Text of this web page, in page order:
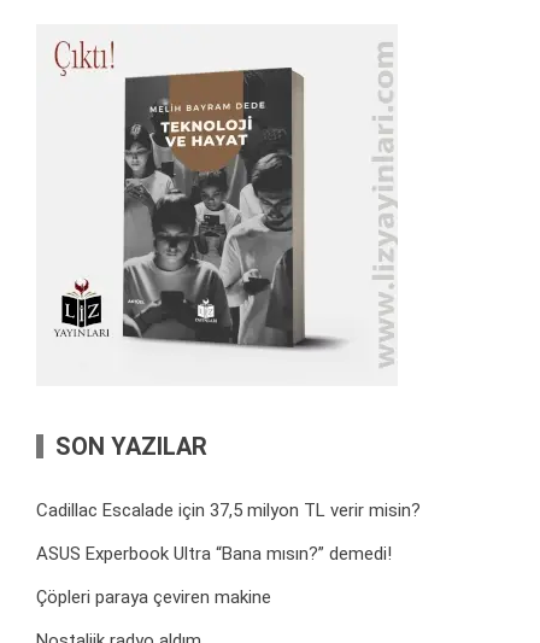
SON YAZILAR
Cadillac Escalade için 37,5 milyon TL verir misin?
ASUS Experbook Ultra “Bana mısın?” demedi!
Çöpleri paraya çeviren makine